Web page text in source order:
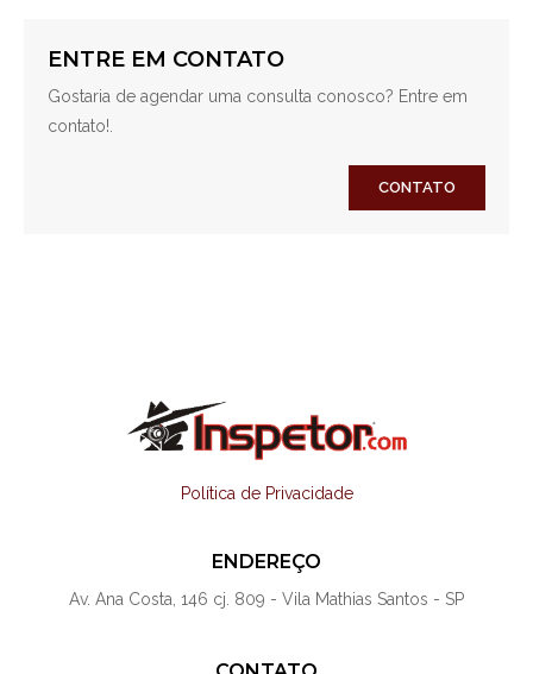
ENTRE EM CONTATO
Gostaria de agendar uma consulta conosco? Entre em
contato!.
CONTATO
Política de Privacidade
ENDEREÇO
Av. Ana Costa, 146 cj. 809 - Vila Mathias Santos - SP